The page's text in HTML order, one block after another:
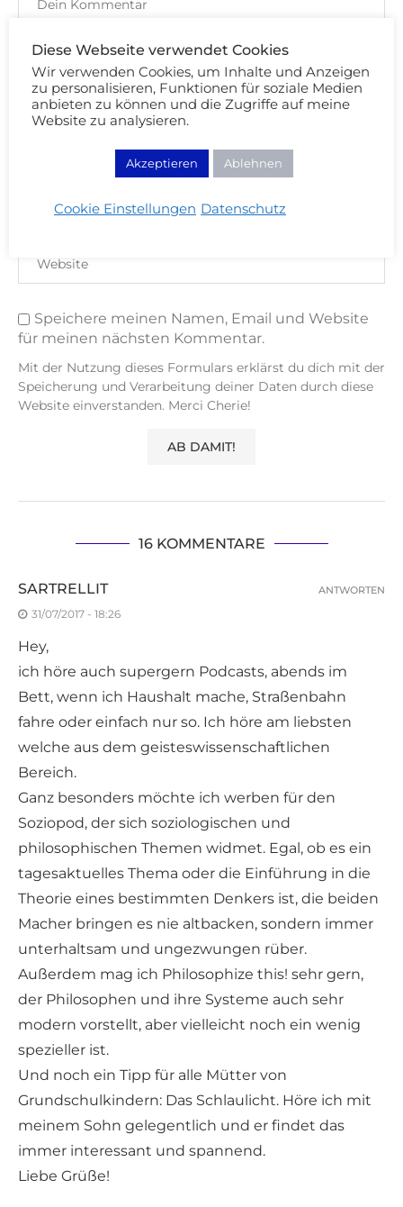
Speichere meinen Namen, Email und Website
für meinen nächsten Kommentar.
Mit der Nutzung dieses Formulars erklärst du dich mit der
Speicherung und Verarbeitung deiner Daten durch diese
Website einverstanden. Merci Cherie!
16 KOMMENTARE
SARTRELLIT
31/07/2017 - 18:26
Hey,
ich höre auch supergern Podcasts, abends im
Bett, wenn ich Haushalt mache, Straßenbahn
fahre oder einfach nur so. Ich höre am liebsten
welche aus dem geisteswissenschaftlichen
Bereich.
Ganz besonders möchte ich werben für den
Soziopod, der sich soziologischen und
philosophischen Themen widmet. Egal, ob es ein
tagesaktuelles Thema oder die Einführung in die
Theorie eines bestimmten Denkers ist, die beiden
Macher bringen es nie altbacken, sondern immer
unterhaltsam und ungezwungen rüber.
Außerdem mag ich Philosophize this! sehr gern,
der Philosophen und ihre Systeme auch sehr
modern vorstellt, aber vielleicht noch ein wenig
spezieller ist.
Und noch ein Tipp für alle Mütter von
Grundschulkindern: Das Schlaulicht. Höre ich mit
meinem Sohn gelegentlich und er findet das
immer interessant und spannend.
Liebe Grüße!
ANTWORTEN
Diese Webseite verwendet Cookies
Wir verwenden Cookies, um Inhalte und Anzeigen
zu personalisieren, Funktionen für soziale Medien
anbieten zu können und die Zugriffe auf meine
Website zu analysieren.
Akzeptieren Ablehnen
Cookie Einstellungen Datenschutz